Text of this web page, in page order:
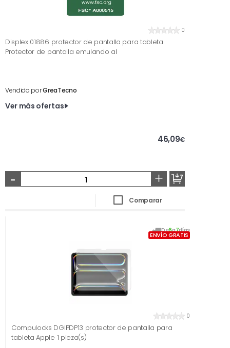
0
Displex 01886 protector de pantalla para tableta
Protector de pantalla emulando al
Vendido porGreaTecno
Ver más ofertas
46,09€
- +
Comparar
De6a7días
ENVÍO GRATIS
0
Compulocks DGIPDP13 protector de pantalla para
tableta Apple 1 pieza(s)